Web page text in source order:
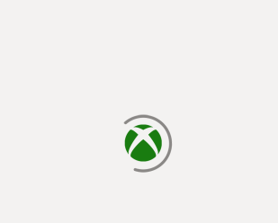
يتم الآن التحميل